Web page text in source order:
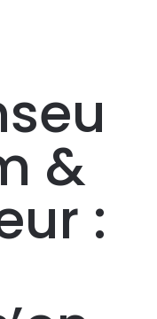
&
: